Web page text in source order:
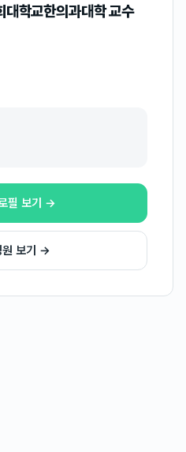
대학교한의과대학 교수
필 보기 →
원 보기 →